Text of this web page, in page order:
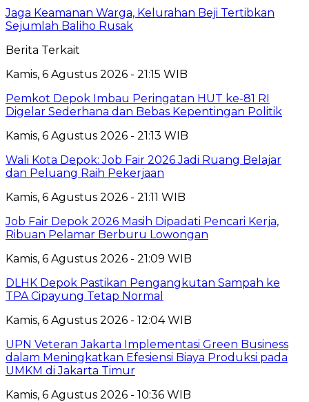
Jaga Keamanan Warga, Kelurahan Beji Tertibkan
Sejumlah Baliho Rusak
Berita Terkait
Kamis, 6 Agustus 2026 - 21:15 WIB
Pemkot Depok Imbau Peringatan HUT ke-81 RI
Digelar Sederhana dan Bebas Kepentingan Politik
Kamis, 6 Agustus 2026 - 21:13 WIB
Wali Kota Depok: Job Fair 2026 Jadi Ruang Belajar
dan Peluang Raih Pekerjaan
Kamis, 6 Agustus 2026 - 21:11 WIB
Job Fair Depok 2026 Masih Dipadati Pencari Kerja,
Ribuan Pelamar Berburu Lowongan
Kamis, 6 Agustus 2026 - 21:09 WIB
DLHK Depok Pastikan Pengangkutan Sampah ke
TPA Cipayung Tetap Normal
Kamis, 6 Agustus 2026 - 12:04 WIB
UPN Veteran Jakarta Implementasi Green Business
dalam Meningkatkan Efesiensi Biaya Produksi pada
UMKM di Jakarta Timur
Kamis, 6 Agustus 2026 - 10:36 WIB